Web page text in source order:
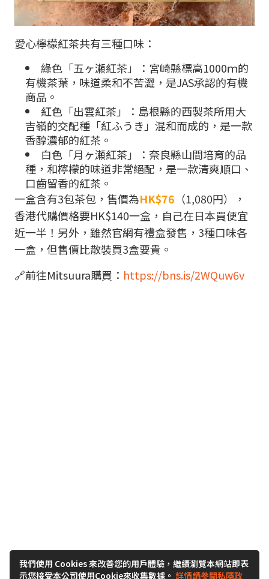
愛心檸檬紅茶共有三種口味：
綠色「五ヶ瀬紅茶」：宮崎縣標高1000ｍ的
有機茶葉，味道柔和不苦澀，是JAS承認的有機
商品。
紅色「出雲紅茶」：島根縣的西製茶所用大
吉嶺的交配種「紅ふうき」混和而成的，是一款
香醇濃郁的紅茶。
白色「月ヶ瀬紅茶」：奈良縣山間培育的品
種，和檸檬的味道非常絕配，是一款清爽順口、
口齒留香的紅茶。
一盒含有3包茶包，售價為HK$76 （1,080円），
香港代購價格要HK$140一盒，自己在日本買便宜
近一半！另外，雖然官網有禮盒發售，3種口味各
一盒，但售價比散裝買3盒要貴。
🔗前往Mitsuura購買： https://bns.is/2WQuw6v
我們使用 Cookies 來改善您的用戶體驗，繼續瀏覽本網站即表
示您接受本公司使用Cookie來收集數據。 詳情請參閱私隱政